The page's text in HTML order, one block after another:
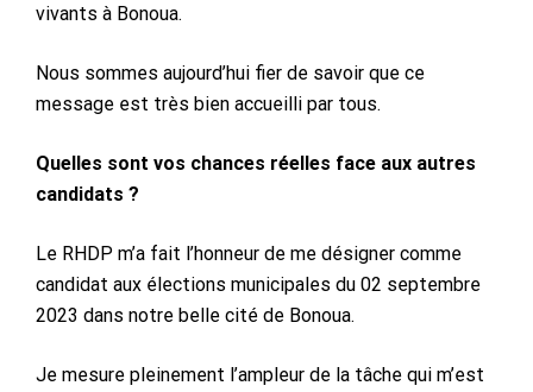
vivants à Bonoua.
Nous sommes aujourd’hui fier de savoir que ce
message est très bien accueilli par tous.
Quelles sont vos chances réelles face aux autres
candidats ?
Le RHDP m’a fait l’honneur de me désigner comme
candidat aux élections municipales du 02 septembre
2023 dans notre belle cité de Bonoua.
Je mesure pleinement l’ampleur de la tâche qui m’est